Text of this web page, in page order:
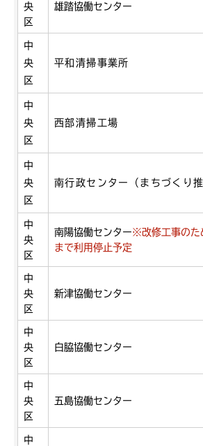
央
区
雄踏協働センター
中
央
区
平和清掃事業所
中
央
区
西部清掃工場
中
央
区
南行政センター（まちづくり推
中
央
区
南陽協働センター※改修工事の
まで利用停止予定
中
央
区
新津協働センター
中
央
区
白脇協働センター
中
央
区
五島協働センター
中